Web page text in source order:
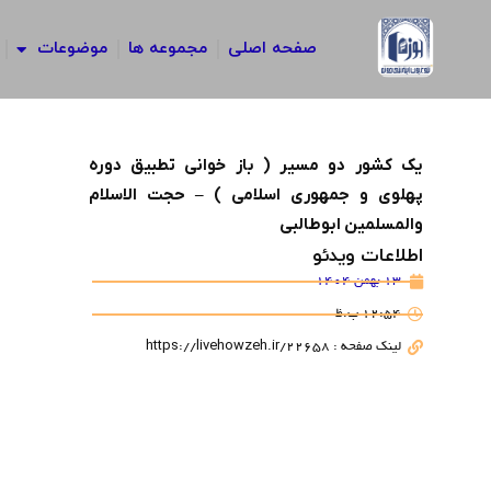
صفحه اصلی مجموعه ها موضوعات
یک کشور دو مسیر ( باز خوانی تطبیق دوره
پهلوی و جمهوری اسلامی ) – حجت الاسلام
والمسلمین ابوطالبی
اطلاعات ویدئو
13 بهمن 1404
12:54 ب.ظ
لینک صفحه : https://livehowzeh.ir/22658